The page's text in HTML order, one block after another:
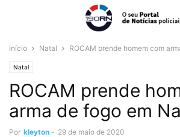
Início Natal ROCAM prende homem com
Natal
ROCAM prende
arma de fogo em
Por kleyton - 29 de maio de 2020